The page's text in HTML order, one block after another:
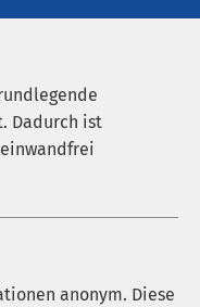
Dadurch ist
anonym. Diese
und
Hilfe bei der
von
eine große